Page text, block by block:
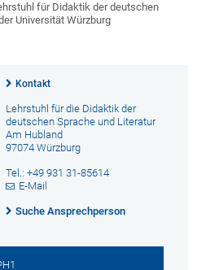
für Didaktik der deutschen
Universität Würzburg
Kontakt
Lehrstuhl für die Didaktik der
deutschen Sprache und Literatur
Am Hubland
97074 Würzburg
Tel.: +49 931 31-85614
E-Mail
Suche Ansprechperson